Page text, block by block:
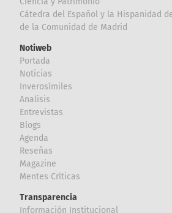
Cátedra del Español y la Hispanidad
de la Comunidad de Madrid
Notiweb
Portada
Noticias
Inverosímiles
Analisis
Entrevistas
Blogs
Agenda
Reseñas
Magazine
Mentes Críticas
Transparencia
Información Institucional